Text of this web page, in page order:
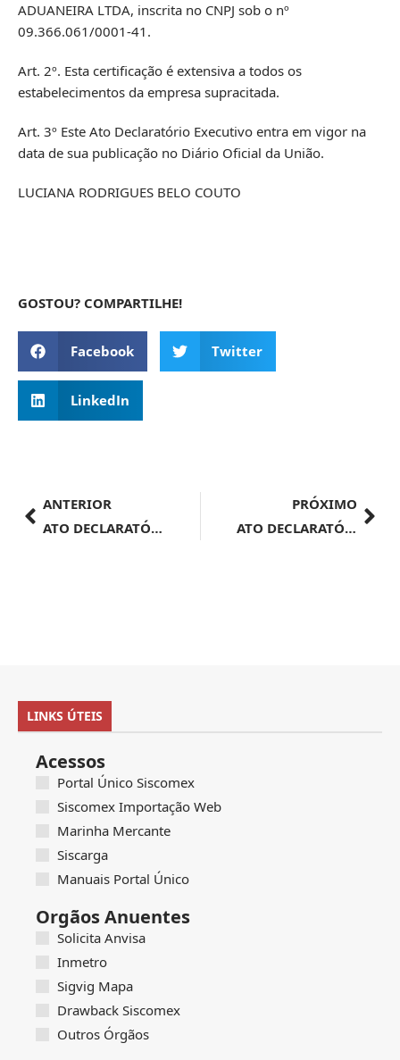
ADUANEIRA LTDA, inscrita no CNPJ sob o nº
09.366.061/0001-41.
Art. 2º. Esta certificação é extensiva a todos os
estabelecimentos da empresa supracitada.
Art. 3º Este Ato Declaratório Executivo entra em vigor na
data de sua publicação no Diário Oficial da União.
LUCIANA RODRIGUES BELO COUTO
GOSTOU? COMPARTILHE!
Facebook Twitter
LinkedIn
ANTERIOR
ATO DECLARATÓRIO EXECUTIVO Nº 67, DE 27 DE AGOSTO DE 2024
PRÓXIMO
ATO DECLARATÓRIO EXECUTIVO SRRF09 nº 29, DE 27 DE AGOSTO DE 2024
LINKS ÚTEIS
Acessos
Portal Único Siscomex
Siscomex Importação Web
Marinha Mercante
Siscarga
Manuais Portal Único
Orgãos Anuentes
Solicita Anvisa
Inmetro
Sigvig Mapa
Drawback Siscomex
Outros Órgãos